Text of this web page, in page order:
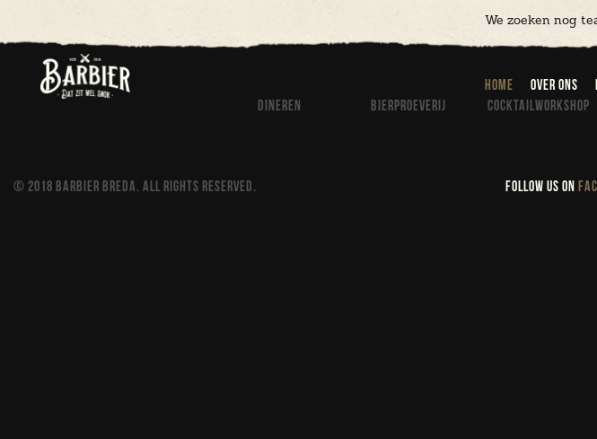
We zoeken nog
home over ons
dineren bierproeverij cocktailworkshop
© 2018 BARBIER BREDA. ALL RIGHTS RESERVED. FOLLOW US ON